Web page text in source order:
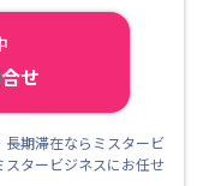
せ
期滞在ならミスタービ
タービジネスにお任せ